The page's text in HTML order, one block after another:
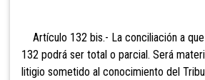
Artículo 132 bis.- La conciliación a
132 podrá ser total o parcial. Será
litigio sometido al conocimiento del